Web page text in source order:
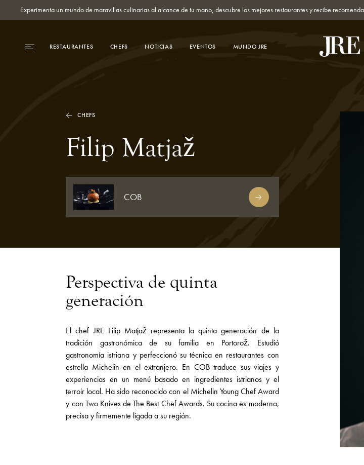
Experimenta un mundo de maravillas culinarias al alcance de tu mano, descubre los mejores restaurantes y recibe
RESTAURANTES CHEFS NOTICIAS EVENTOS MUNDO JRE
CHEFS
Filip Matjaž
COB
Perspectiva de quinta
generación
El chef JRE Filip Matjaž representa la quinta generación de la
tradición gastronómica de su familia en Portorož. Estudió
gastronomía istriana y perfeccionó su técnica en restaurantes con
estrella Michelin en el extranjero. En COB traduce sus viajes y
experiencias en un menú basado en ingredientes istrianos y el
terroir local. Ha sido reconocido con el Michelin Young Chef Award
y con Two Knives de The Best Chef Awards. Su cocina es moderna,
precisa y firmemente ligada a su región.